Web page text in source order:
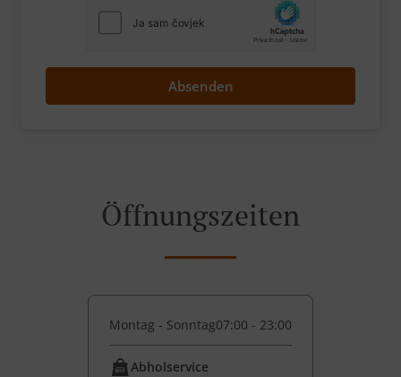
Absenden
Öffnungszeiten
Montag - Sonntag07:00 - 23:00
Abholservice